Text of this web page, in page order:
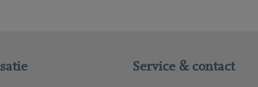
Service & contact